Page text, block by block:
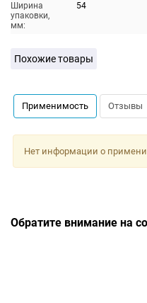
Ширина
упаковки,
мм:
54
Похожие товары
Применимость Отзывы
Нет информации о
Обратите внимание на